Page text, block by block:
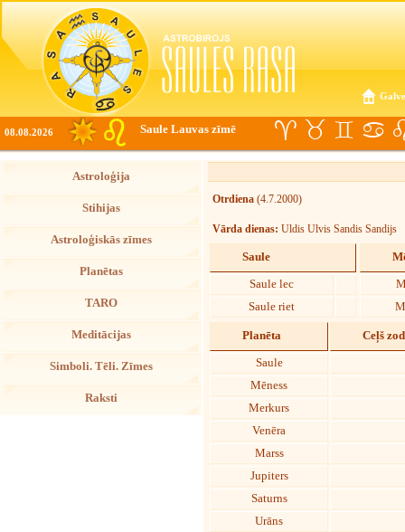
08.08.2026 Saule Lauvas zīmē
Astroloģija
Stihijas
Astroloģiskās zīmes
Planētas
TARO
Meditācijas
Simboli. Tēli. Zīmes
Raksti
Otrdiena (4.7.2000)
Vārda dienas: Uldis Ulvis Sandis Sandijs
Saule
Saule lec
Saule riet
Planēta Ceļš
Saule
Mēness
Merkurs
Venēra
Marss
Jupiters
Saturns
Urāns